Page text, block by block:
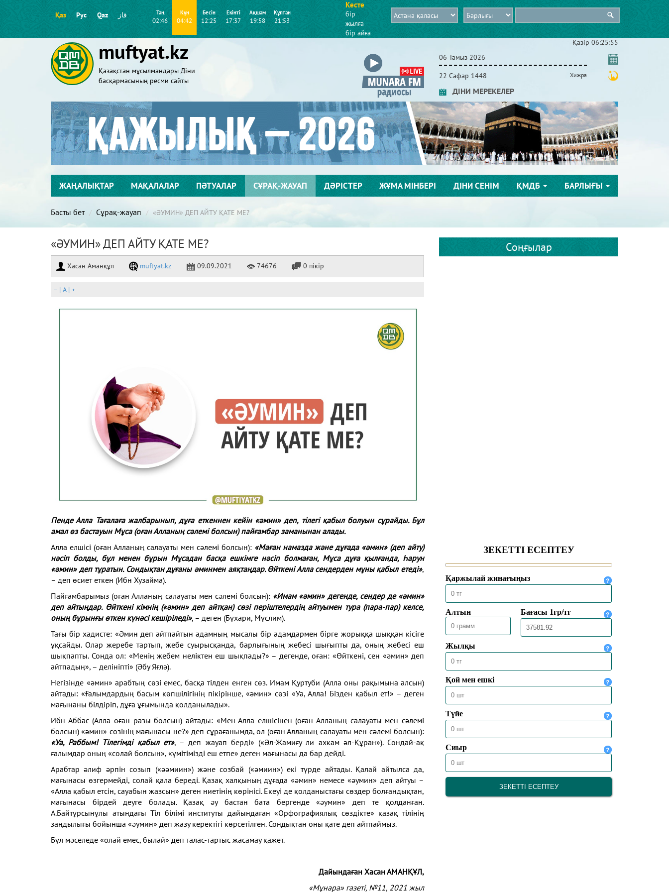
Қаз Рус Qaz قاز Таң
02:46
Күн
04:42
Бесін
12:25
Екінті
17:37
Ақшам
19:58
Құптан
21:53
Кесте
бір
жылға
бір айға
muftyat.kz
Қазақстан мұсылмандары Діни
басқармасының ресми сайты
Қазір 06:25:55
06 Тамыз 2026
22 Сафар 1448 Хижра
ДІНИ МЕРЕКЕЛЕР
ЖАҢАЛЫҚТАР МАҚАЛАЛАР ПӘТУАЛАР СҰРАҚ-ЖАУАП ДӘРІСТЕР ЖҰМА МІНБЕРІ ДІНИ СЕНІМ ҚМДБ БАРЛЫҒЫ
Басты бет Сұрақ-жауап «ӘУМИН» ДЕП АЙТУ ҚАТЕ МЕ?
«ӘУМИН» ДЕП АЙТУ ҚАТЕ МЕ?
Хасан Аманқұл muftyat.kz 09.09.2021 74676 0 пікір
– | A| +
Пенде Алла Тағалаға жалбарынып, дұға еткеннен кейiн «әмин» деп,тiлегi қабыл болуын сұрайды. Бұл
амал өз бастауын Мұса (оған Алланың сәлемі болсын) пайғамбар заманынан алады.
Алла елшісі (оған Алланың салауаты мен сәлемі болсын): «Маған намазда және дұғада «әмин» (деп айту)
нәсіп болды, бұл менен бұрын Мұсадан басқа ешкімге нәсіп болмаған, Мұса дұға қылғанда, Һарун
«әмин» деп тұратын. Сондықтан дұғаны әминмен аяқтаңдар. Өйткені Алла сендерден мұны қабыл етеді»,
– деп өсиет еткен (Ибн Хузайма).
Пайғамбарымыз (оған Алланың салауаты мен сәлемі болсын): «Имам «әмин» дегенде, сендер де «әмин»
деп айтыңдар. Өйткені кімнің («әмин» деп айтқан) сөзі періштелердің айтуымен тура (пара-пар) келсе,
оның бұрынғы өткен күнәсі кешіріледі», – деген (Бұхари, Мүслим).
Тағы бір хадисте: «Әмин деп айтпайтын адамның мысалы бір адамдармен бірге жорыққа шыққан кісіге
ұқсайды. Олар жеребе тартып, жебе суырысқанда, барлығының жебесі шығыпты да, оның жебесі еш
шықпапты. Сонда ол: «Менің жебем неліктен еш шықпады?» – дегенде, оған: «Өйткені, сен «әмин» деп
айтпадың», – делініпті» (Әбу Яғлә).
Негізінде «әмин» арабтың сөзі емес, басқа тілден енген сөз. Имам Қуртуби (Алла оны рақымына алсын)
айтады: «Ғалымдардың басым көпшiлiгiнің пікірінше, «әмин» сөзi «Уа, Алла! Бізден қабыл ет!» – деген
мағынаны бiлдiрiп, дұға ұғымында қолданылады».
Ибн Аббас (Алла оған разы болсын) айтады: «Мен Алла елшісінен (оған Алланың салауаты мен сәлемі
болсын) «әмин» сөзiнiң мағынасы не?» деп сұрағанымда, ол (оған Алланың салауаты мен сәлемі болсын):
«Уа, Раббым! Тiлегiмдi қабыл ет», – деп жауап бердi» («Әл-Жамиғу ли ахкам әл-Құран»). Сондай-ақ
ғалымдар оның «солай болсын», «үмітімізді еш етпе» деген мағынасы да бар дейді.
Арабтар әлиф әрпін созып («әәмиин») және созбай («әмиин») екі түрде айтады. Қалай айтылса да,
мағынасы өзгермейді, солай қала береді. Қазақ халқының дұғада «әмин» немесе «әумин» деп айтуы –
«Алла қабыл етсін, сауабы­н жазсын» деген ниетінің көрінісі. Екеуі де қолданыстағы сөздер болға­ндықтан,
мағынасы бірдей деуге болады. Қазақ әу бастан бата бер­генде «әумин» деп те қолданған.
А.Байтұрсынұлы атындағы Тіл білімі институты дайындаған «Орфографиялық сөздікте» қазақ тілінің
заңдылығы бойынша «әумин» деп жазу керектігі көрсетілген. Сондықтан оны қате деп айтпаймыз.
Бұл мәселеде «олай емес, былай» деп талас-тартыс жасамау қажет.
Дайындаған Хасан АМАНҚҰЛ,
«Мұнара» газеті, №11, 2021 жыл
Соңғылар